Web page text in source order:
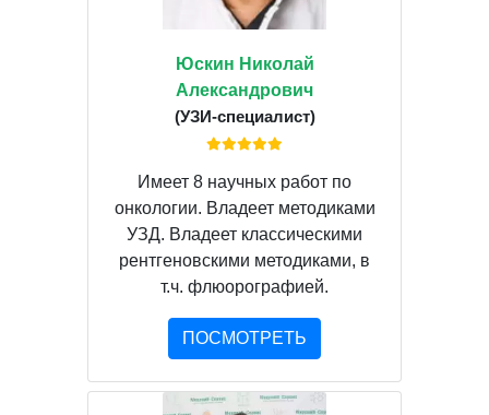
Юскин Николай
Александрович
(УЗИ-специалист)
Имеет 8 научных работ по
онкологии. Владеет методиками
УЗД. Владеет классическими
рентгеновскими методиками, в
т.ч. флюорографией.
ПОСМОТРЕТЬ